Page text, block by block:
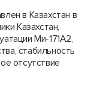
в Казахстан в
Казахстан,
Ми-171А2,
стабильность
отсутствие